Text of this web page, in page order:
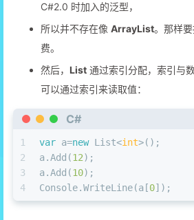
C#2.0 时加入的泛型，
所以并不存在像 ArrayList。那样
费。
然后， List 通过索引分配，索引与
可以通过索引来读取值：
C#
1
2
3
4
var a=new List<int>();
a.Add(12);
a.Add(10);
Console.WriteLine(a[0]);